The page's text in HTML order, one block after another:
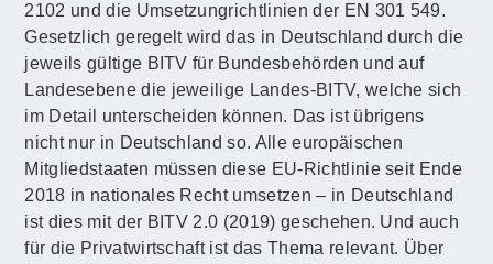
2102 und die Umsetzungrichtlinien der EN 301 549.
Gesetzlich geregelt wird das in Deutschland durch die
jeweils gültige BITV für Bundesbehörden und auf
Landesebene die jeweilige Landes-BITV, welche sich
im Detail unterscheiden können. Das ist übrigens
nicht nur in Deutschland so. Alle europäischen
Mitgliedstaaten müssen diese EU-Richtlinie seit Ende
2018 in nationales Recht umsetzen – in Deutschland
ist dies mit der BITV 2.0 (2019) geschehen. Und auch
für die Privatwirtschaft ist das Thema relevant. Über